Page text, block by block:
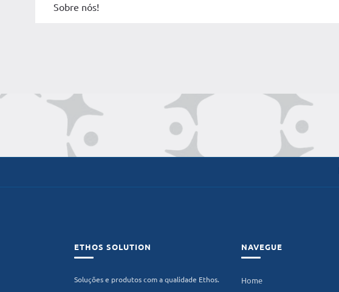
Sobre nós!
ETHOS SOLUTION
Soluções e produtos com a qualidade Ethos.
NAVEGUE
Home